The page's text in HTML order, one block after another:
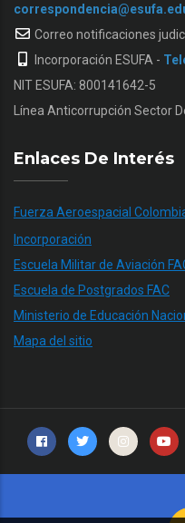
Correo notificaciones
Incorporación ESUFA -
NIT ESUFA: 800141642-5
Línea Anticorrupción Sector
Enlaces De Interés
Fuerza Aeroespacial
Incorporación
Escuela Militar de Aviación
Escuela de Postgrados FAC
Ministerio de Educación
Mapa del sitio